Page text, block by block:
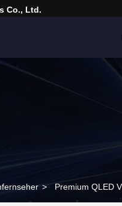
Co., Ltd.
> Premium QLED